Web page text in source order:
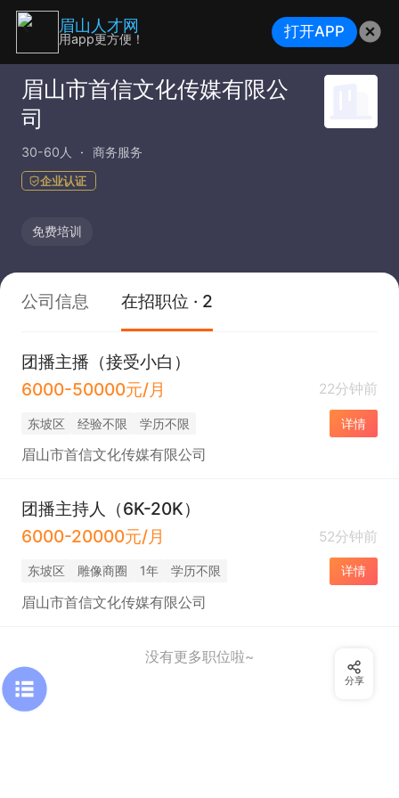
眉山市首信文化传媒有限公
司
30-60人 商务服务
企业认证
免费培训
公司信息 在招职位 · 2
团播主播（接受小白）
6000-50000元/月
22分钟前
东坡区 经验不限 学历不限 详情
眉山市首信文化传媒有限公司
团播主持人（6K-20K）
6000-20000元/月
52分钟前
东坡区 雕像商圈 1年 学历不限 详情
眉山市首信文化传媒有限公司
没有更多职位啦~
分享
眉山人才网
用app更方便！ 打开APP